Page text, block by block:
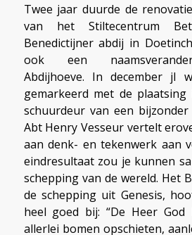
Twee jaar duurde de
van het Stiltecentrum
Benedictijner abdij in
ook een
Abdijhoeve. In december jl
gemarkeerd met de
schuurdeur van een
Abt Henry Vesseur vertelt
aan denk- en tekenwerk aan
eindresultaat zou je kunnen
schepping van de wereld. Het
de schepping uit Genesis,
heel goed bij: “De Heer
allerlei bomen opschieten,